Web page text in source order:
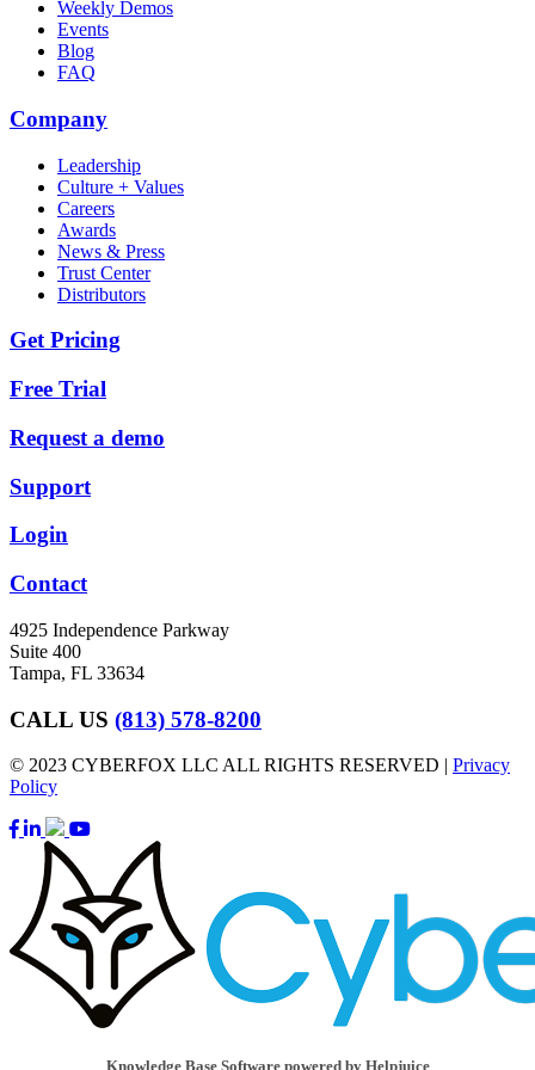
Weekly Demos
Events
Blog
FAQ
Company
Leadership
Culture + Values
Careers
Awards
News & Press
Trust Center
Distributors
Get Pricing
Free Trial
Request a demo
Support
Login
Contact
4925 Independence Parkway
Suite 400
Tampa, FL 33634
CALL US (813) 578-8200
© 2023 CYBERFOX LLC ALL RIGHTS RESERVED | Privacy
Policy
Knowledge Base Software powered by Helpjuice